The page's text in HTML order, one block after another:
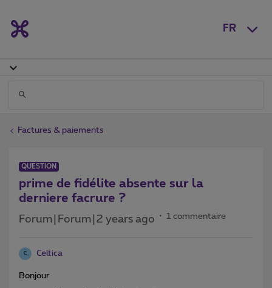
FR
Factures & paiements
QUESTION
prime de fidélite absente sur la
derniere facrure ?
Forum|Forum|2 years ago 1 commentaire
C Celtica
Bonjour